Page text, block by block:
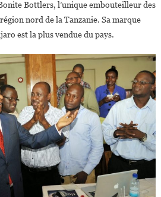
Bottlers, l’unique embouteilleur des
nord de la Tanzanie. Sa marque
est la plus vendue du pays.